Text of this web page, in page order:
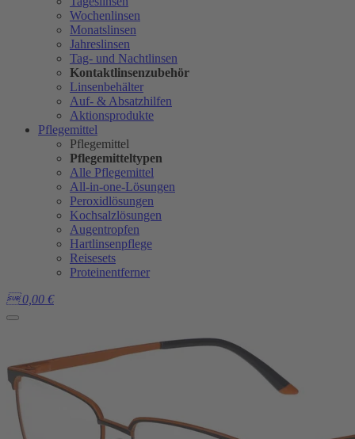
Wochenlinsen
Monatslinsen
Jahreslinsen
Tag- und Nachtlinsen
Kontaktlinsenzubehör
Linsenbehälter
Auf- & Absatzhilfen
Aktionsprodukte
Pflegemittel
Pflegemittel
Pflegemitteltypen
Alle Pflegemittel
All-in-one-Lösungen
Peroxidlösungen
Kochsalzlösungen
Augentropfen
Hartlinsenpflege
Reisesets
Proteinentferner
 0,00 €